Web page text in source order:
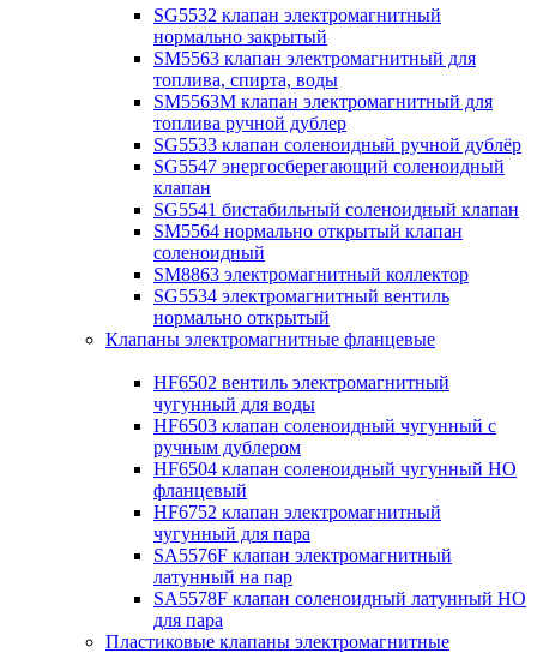
SG5532 клапан электромагнитный
нормально закрытый
SM5563 клапан электромагнитный для
топлива, спирта, воды
SM5563M клапан электромагнитный для
топлива ручной дублер
SG5533 клапан соленоидный ручной дублёр
SG5547 энергосберегающий соленоидный
клапан
SG5541 бистабильный соленоидный клапан
SM5564 нормально открытый клапан
соленоидный
SM8863 электромагнитный коллектор
SG5534 электромагнитный вентиль
нормально открытый
Клапаны электромагнитные фланцевые
HF6502 вентиль электромагнитный
чугунный для воды
HF6503 клапан соленоидный чугунный с
ручным дублером
HF6504 клапан соленоидный чугунный НО
фланцевый
HF6752 клапан электромагнитный
чугунный для пара
SA5576F клапан электромагнитный
латунный на пар
SA5578F клапан соленоидный латунный НО
для пара
Пластиковые клапаны электромагнитные